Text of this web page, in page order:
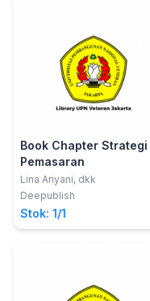
Book Chapter Strategi
Pemasaran
Lina Ariyani, dkk
Deepublish
Stok: 1/1